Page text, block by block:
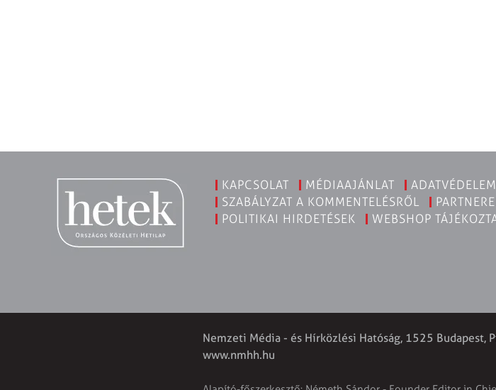
KAPCSOLAT MÉDIAAJÁNLAT
ADATVÉDELEM
SZABÁLYZAT A KOMMENTELÉSRŐL
POLITIKAI HIRDETÉSEK
WEBSHOP
Nemzeti Média - és Hírközlési Hatóság, 1525
www.nmhh.hu